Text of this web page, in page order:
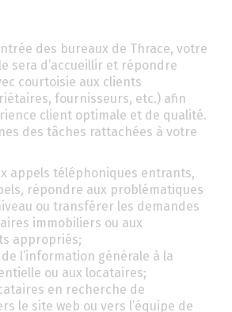
des bureaux de Thrace, votre
sera d’accueillir et répondre
courtoisie aux clients
fournisseurs, etc.) afin
client optimale et de qualité.
des tâches rattachées à votre
appels téléphoniques entrants,
répondre aux problématiques
ou transférer les demandes
immobiliers ou aux
appropriés;
l’information générale à la
ou aux locataires;
en recherche de
le site web ou vers l’équipe de